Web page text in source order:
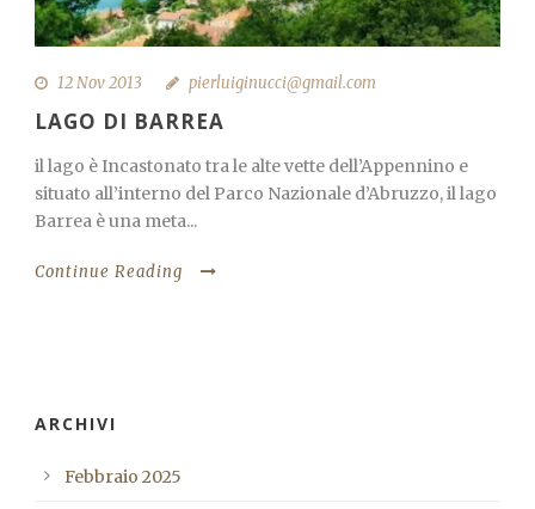
12 Nov 2013 pierluiginucci@gmail.com
LAGO DI BARREA
il lago è Incastonato tra le alte vette dell’Appennino e
situato all’interno del Parco Nazionale d’Abruzzo, il lago
Barrea è una meta...
Continue Reading
ARCHIVI
Febbraio 2025